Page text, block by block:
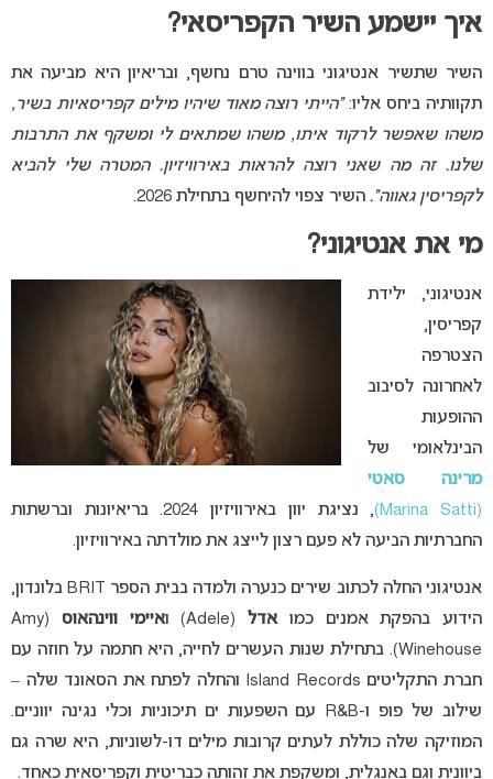
איך יישמע השיר הקפריסאי?
השיר שתשיר אנטיגוני בווינה טרם נחשף, ובריאיון היא מביעה את
תקוותיה ביחס אליו:“הייתי רוצה מאוד שיהיו מילים קפריסאיות בשיר,
משהו שאפשר לרקוד איתו, משהו שמתאים לי ומשקף את התרבות
שלנו. זה מה שאני רוצה להראות באירוויזיון. המטרה שלי להביא
לקפריסין גאווה”. השיר צפוי להיחשף בתחילת 2026.
מי את אנטיגוני?
אנטיגוני, ילידת
קפריסין,
הצטרפה
לאחרונה לסיבוב
ההופעות
הבינלאומי של
מרינה סאטי
(Marina Satti)
, נציגת יוון באירוויזיון 2024. בריאיונות וברשתות
החברתיות הביעה לא פעם רצון לייצג את מולדתה באירוויזיון.
אנטיגוני החלה לכתוב שירים כנערה ולמדה בבית הספר BRIT בלונדון,
הידוע בהפקת אמנים כמואדל (Adele) ו איימי ווינהאוס
(Amy
Winehouse). בתחילת שנות העשרים לחייה, היא חתמה על חוזה עם
חברת התקליטים Island Records והחלה לפתח את הסאונד שלה –
שילוב של פופ ו-R&B עם השפעות ים תיכוניות וכלי נגינה יווניים.
המוזיקה שלה כוללת לעתים קרובות מילים דו-לשוניות, היא שרה גם
ביוונית וגם באנגלית, ומשקפת את זהותה כבריטית וקפריסאית כאחד.